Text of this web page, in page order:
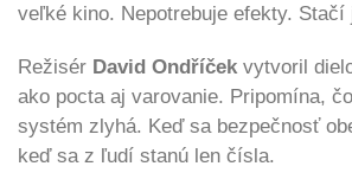
veľké kino. Nepotrebuje efekty. Stačí
Režisér David Ondříčekvytvoril
ako pocta aj varovanie. Pripomína,
systém zlyhá. Keď sa bezpečnosť
keď sa z ľudí stanú len čísla.